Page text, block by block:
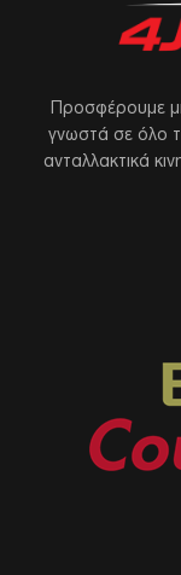
Προσφέρουμε
γνωστά σε όλο
ανταλλακτικά